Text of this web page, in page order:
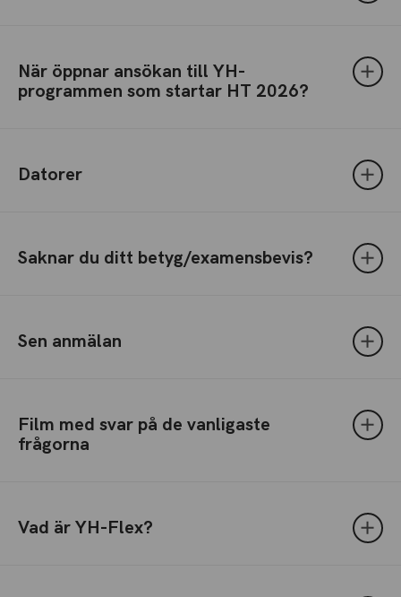
När öppnar ansökan till YH-
programmen som startar HT 2026?
Datorer
Saknar du ditt betyg/examensbevis?
Sen anmälan
Film med svar på de vanligaste
frågorna
Vad är YH-Flex?